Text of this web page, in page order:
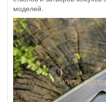
моделей.